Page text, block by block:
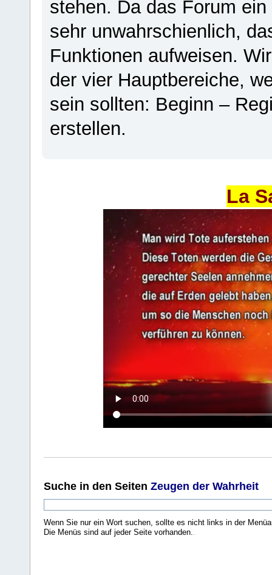
stehen. Da das Forum
sehr unwahrschienlich,
Funktionen aufweisen.
der vier Hauptbereiche,
sein sollten: Beginn –
erstellen.
La
Suche in den Seiten Zeugen der Wahrheit
Wenn Sie nur ein Wort suchen, sollte es nicht links in der
Die Menüs sind auf jeder Seite vorhanden..